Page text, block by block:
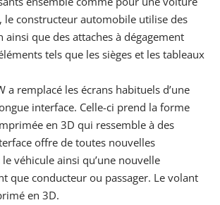
le constructeur automobile utilise des
ainsi que des attaches à dégagement
tels que les sièges et les tableaux
a remplacé les écrans habituels d’une
interface. Celle-ci prend la forme
en 3D qui ressemble à des
offre de toutes nouvelles
véhicule ainsi qu’une nouvelle
que conducteur ou passager. Le volant
en 3D.